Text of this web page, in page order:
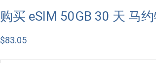
购买 eSIM 50GB 30 天 马
$83.05